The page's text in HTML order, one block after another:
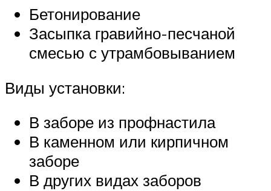
Бетонирование
Засыпка гравийно-песчаной
смесью с утрамбовыванием
Виды установки:
В заборе из профнастила
В каменном или кирпичном
заборе
В других видах заборов